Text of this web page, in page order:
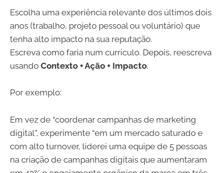
Escolha uma experiência relevante dos últimos dois
anos (trabalho, projeto pessoal ou voluntário) que
tenha alto impacto na sua reputação.
Escreva como faria num currículo. Depois, reescreva
usando Contexto + Ação + Impacto.
Por exemplo:
Em vez de “coordenar campanhas de marketing
digital”, experimente “em um mercado saturado e
com alto turnover, liderei uma equipe de 5 pessoas
na criação de campanhas digitais que aumentaram